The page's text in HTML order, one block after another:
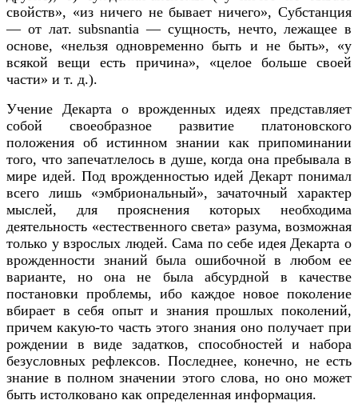
свойств», «из ничего не бывает ничего», Субстанция
— от лат. subsnantia — сущность, нечто, лежащее в
основе, «нельзя одновременно быть и не быть», «у
всякой вещи есть причина», «целое больше своей
части» и т. д.).
Учение Декарта о врожденных идеях представляет
собой своеобразное развитие платоновского
положения об истинном знании как припоминании
того, что запечатлелось в душе, когда она пребывала в
мире идей. Под врожденностью идей Декарт понимал
всего лишь «эмбриональный», зачаточный характер
мыслей, для прояснения которых необходима
деятельность «естественного света» разума, возможная
только у взрослых людей. Сама по себе идея Декарта о
врожденности знаний была ошибочной в любом ее
варианте, но она не была абсурдной в качестве
постановки проблемы, ибо каждое новое поколение
вбирает в себя опыт и знания прошлых поколений,
причем какую-то часть этого знания оно получает при
рождении в виде задатков, способностей и набора
безусловных рефлексов. Последнее, конечно, не есть
знание в полном значении этого слова, но оно может
быть истолковано как определенная информация.